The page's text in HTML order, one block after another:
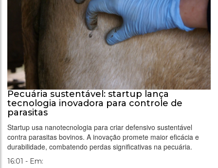
Pecuária sustentável: startup lança
tecnologia inovadora para controle de
parasitas
Startup usa nanotecnologia para criar defensivo sustentável
contra parasitas bovinos. A inovação promete maior eficácia e
durabilidade, combatendo perdas significativas na pecuária.
16:01 - Em: